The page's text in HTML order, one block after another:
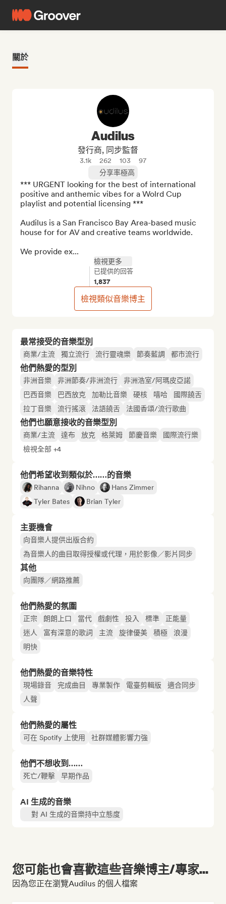
關於
最常接受的音樂型別
商業/主流 獨立流行 流行靈魂樂 節奏藍調 都市流行
他們熱愛的型別
非洲音樂 非洲節奏/非洲流行
非洲浩室/阿瑪皮亞諾
巴西音樂
巴西放克 加勒比音樂 硬核 嘻哈
國際饒舌
拉丁音樂
流行搖滾 法語饒舌 法國香頌/流行歌曲
他們也願意接收的音樂型別
商業/主流 達布 放克 格萊姆 節慶音樂
國際流行樂
檢視全部 +4
他們希望收到類似於……的音樂
Rihanna Nihno
Hans Zimmer
Tyler Bates
Brian Tyler
主要機會
向音樂人提供出版合約
為音樂人的曲目取得授權或代理，用於影像／影片同步
其他
向團隊／網路推薦
他們熱愛的氛圍
正宗 朗朗上口 當代 戲劇性 投入 標準
正能量
迷人
富有深意的歌詞 主流 旋律優美 積極
浪漫
明快
他們熱愛的音樂特性
現場錄音 完成曲目 專業製作 電臺剪輯版
適合同步
人聲
他們熱愛的屬性
可在 Spotify 上使用 社群媒體影響力強
他們不想收到……
死亡/鞭擊 早期作品
AI 生成的音樂
對 AI 生成的音樂持中立態度
Audilus
發行商, 同步監督
3.1k 262 103
97
分享率極高
*** URGENT looking for the best of international
positive and anthemic vibes for a Wolrd Cup
playlist and potential licensing ***
Audilus is a San Francisco Bay Area-based music
house for for AV and creative teams worldwide.
We provide ex...
檢視更多
已提供的回答
1,837
檢視類似音樂博主
您可能也會喜歡這些音樂博主/專家...
因為您正在瀏覽Audilus 的個人檔案